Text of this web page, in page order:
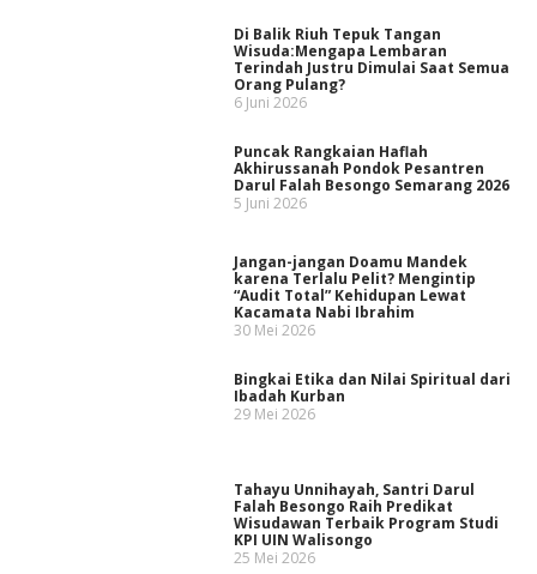
Di Balik Riuh Tepuk Tangan
Wisuda:Mengapa Lembaran
Terindah Justru Dimulai Saat Semua
Orang Pulang?
6 Juni 2026
Puncak Rangkaian Haflah
Akhirussanah Pondok Pesantren
Darul Falah Besongo Semarang 2026
5 Juni 2026
Jangan-jangan Doamu Mandek
karena Terlalu Pelit? Mengintip
“Audit Total” Kehidupan Lewat
Kacamata Nabi Ibrahim
30 Mei 2026
Bingkai Etika dan Nilai Spiritual dari
Ibadah Kurban
29 Mei 2026
Tahayu Unnihayah, Santri Darul
Falah Besongo Raih Predikat
Wisudawan Terbaik Program Studi
KPI UIN Walisongo
25 Mei 2026